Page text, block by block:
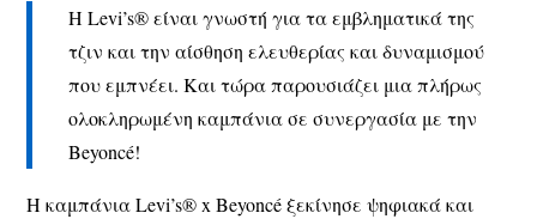
Η Levi’s® είναι γνωστή για τα εμβληματικά της
τζιν και την αίσθηση ελευθερίας και δυναμισμού
που εμπνέει. Και τώρα παρουσιάζει μια πλήρως
ολοκληρωμένη καμπάνια σε συνεργασία με την
Beyoncé!
Η καμπάνια Levi’s® x Beyoncé ξεκίνησε ψηφιακά και